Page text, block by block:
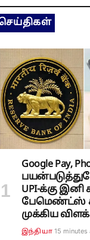
Google Pay,
UPI-க்கு
பேமெண்ட்ஸ்
முக்கிய
இந்தியா 15 minutes